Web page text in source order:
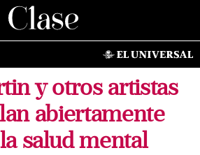
y otros artistas
abiertamente
salud mental